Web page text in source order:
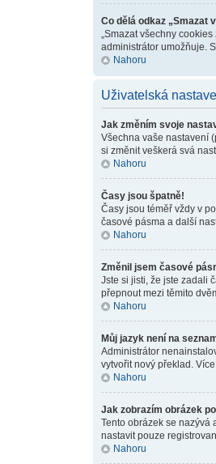
Co dělá odkaz „Smazat
„Smazat všechny
administrátor umožňuje.
Nahoru
Uživatelská
Jak změním svoje
Všechna vaše nastavení
si změnit veškerá svá
Nahoru
Časy jsou špatně!
Časy jsou téměř vždy v
časové pásma a další
Nahoru
Změnil jsem časové
Jste si jisti, že jste zadali
přepnout mezi těmito
Nahoru
Můj jazyk není na
Administrátor
vytvořit nový překlad.
Nahoru
Jak zobrazím obrázek
Tento obrázek se nazývá
nastavit pouze
Nahoru